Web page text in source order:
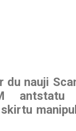
nauji
antstatu